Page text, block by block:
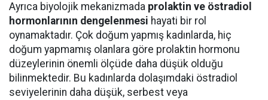
Ayrıca biyolojik mekanizmada prolaktin ve östradiol
hormonlarının dengelenmesi hayati bir rol
oynamaktadır. Çok doğum yapmış kadınlarda, hiç
doğum yapmamış olanlara göre prolaktin hormonu
düzeylerinin önemli ölçüde daha düşük olduğu
bilinmektedir. Bu kadınlarda dolaşımdaki östradiol
seviyelerinin daha düşük, serbest veya